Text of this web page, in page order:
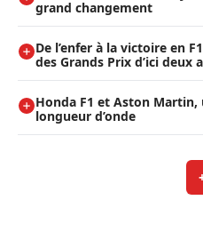
grand changement
De l’enfer à la victoire en
des Grands Prix d’ici deux
Honda F1 et Aston
longueur d’onde